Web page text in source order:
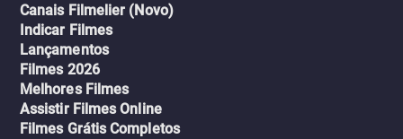
Canais Filmelier (Novo)
Indicar Filmes
Lançamentos
Filmes 2026
Melhores Filmes
Assistir Filmes Online
Filmes Grátis Completos